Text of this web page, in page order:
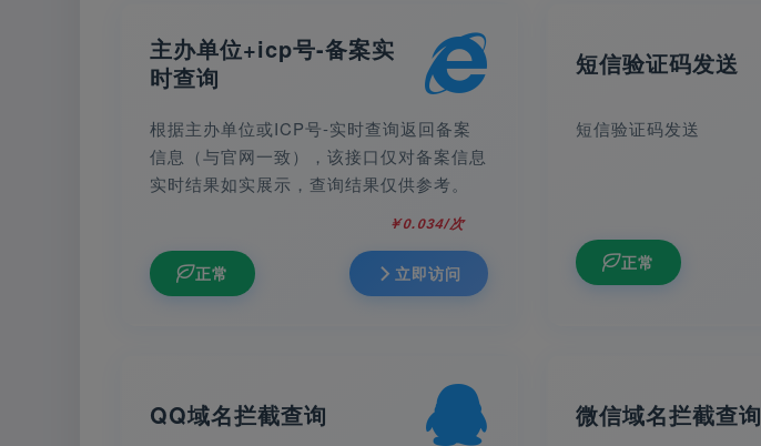
主办单位+icp号-备案实
时查询
根据主办单位或ICP号-实时查询返回备案
信息（与官网一致），该接口仅对备案信息
实时结果如实展示，查询结果仅供参考。
￥0.034/次
正常 立即访问
短信验证码发送
短信验证码发送
正常
QQ域名拦截查询 微信域名拦截查询